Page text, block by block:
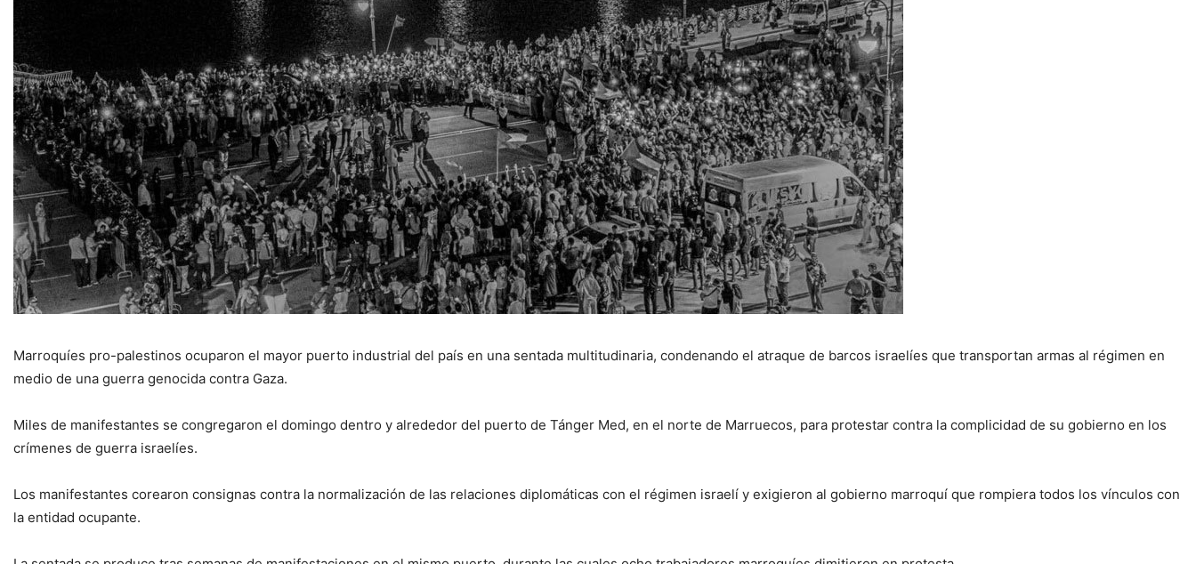
Marroquíes pro-palestinos ocuparon el mayor puerto industrial del país en una sentada multitudinaria, condenando el atraque de barcos israelíes que transportan armas al régimen en
medio de una guerra genocida contra Gaza.
Miles de manifestantes se congregaron el domingo dentro y alrededor del puerto de Tánger Med, en el norte de Marruecos, para protestar contra la complicidad de su gobierno en los
crímenes de guerra israelíes.
Los manifestantes corearon consignas contra la normalización de las relaciones diplomáticas con el régimen israelí y exigieron al gobierno marroquí que rompiera todos los vínculos con
la entidad ocupante.